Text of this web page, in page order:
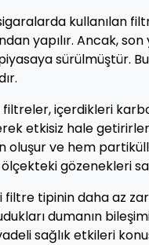
kullanılan
yapılır. Ancak,
sürülmüştür.
içerdikleri
etkisiz hale
oluşur ve hem
gözenekleri
filtre tipinin daha az
dumanın
sağlık etkileri